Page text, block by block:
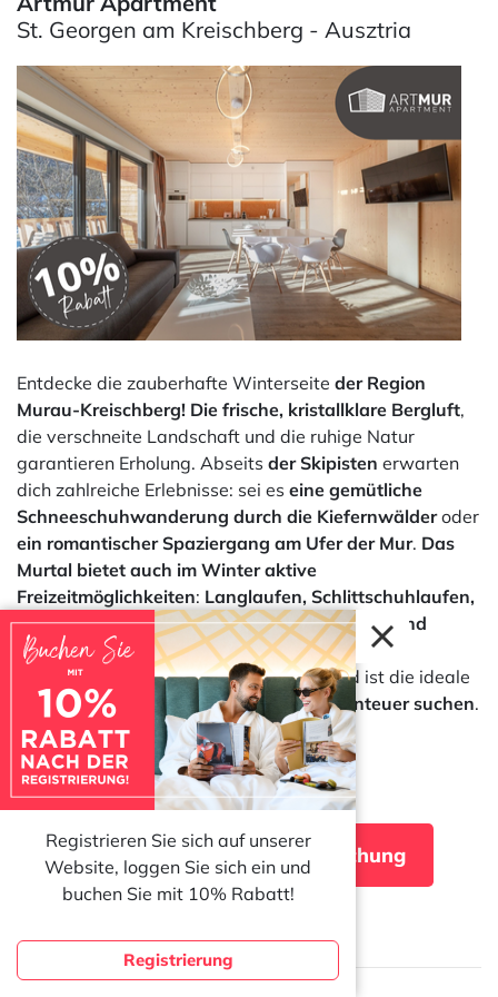
St. Georgen am Kreischberg - Ausztria
Entdecke die zauberhafte Winterseite der Region
Murau-Kreischberg! Die frische, kristallklare Bergluft,
die verschneite Landschaft und die ruhige Natur
garantieren Erholung. Abseits der Skipisten erwarten
dich zahlreiche Erlebnisse: sei es eine gemütliche
Schneeschuhwanderung durch die Kiefernwälderoder
ein romantischer Spaziergang am Ufer der Mur. Das
Murtal bietet auch im Winter aktive
Freizeitmöglichkeiten: Langlaufen, Schlittschuhlaufen,
Curling, Schneefußball sowie Schneeschuh- und
Skitouren . Kreischberg vereint im Winter
Naturerlebnisseundaktive Erholungund ist die ideale
Wahl für alle,
die Entspannung und Abenteuer suchen.
Angebotsdetails »
Preise / Verfügbarkeit / Buchung
Registrieren Sie sich auf unserer
Website, loggen Sie sich ein und
buchen Sie mit 10% Rabatt!
Registrierung